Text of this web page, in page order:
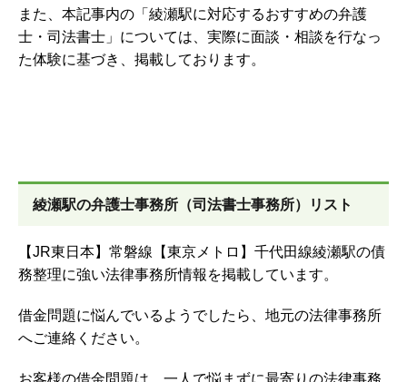
また、本記事内の「綾瀬駅に対応するおすすめの弁護
士・司法書士」については、実際に面談・相談を行なっ
た体験に基づき、掲載しております。
綾瀬駅の弁護士事務所（司法書士事務所）リスト
【JR東日本】常磐線【東京メトロ】千代田線綾瀬駅の債
務整理に強い法律事務所情報を掲載しています。
借金問題に悩んでいるようでしたら、地元の法律事務所
へご連絡ください。
お客様の借金問題は、一人で悩まずに最寄りの法律事務